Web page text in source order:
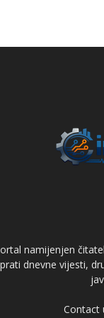
namijenjen
dnevne vijesti,
Contact